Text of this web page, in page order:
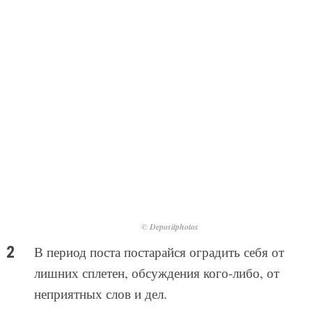
© Depositphotos
В период поста постарайся оградить себя от
лишних сплетен, обсуждения кого-либо, от
неприятных слов и дел.